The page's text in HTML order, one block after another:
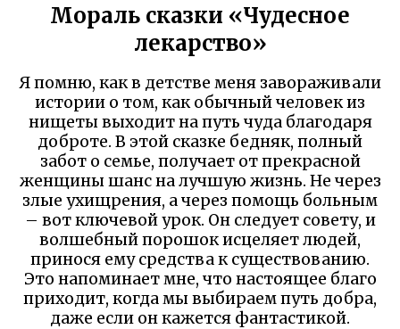
Мораль сказки «Чудесное
лекарство»
Я помню, как в детстве меня завораживали
истории о том, как обычный человек из
нищеты выходит на путь чуда благодаря
доброте. В этой сказке бедняк, полный
забот о семье, получает от прекрасной
женщины шанс на лучшую жизнь. Не через
злые ухищрения, а через помощь больным
– вот ключевой урок. Он следует совету, и
волшебный порошок исцеляет людей,
принося ему средства к существованию.
Это напоминает мне, что настоящее благо
приходит, когда мы выбираем путь добра,
даже если он кажется фантастикой.